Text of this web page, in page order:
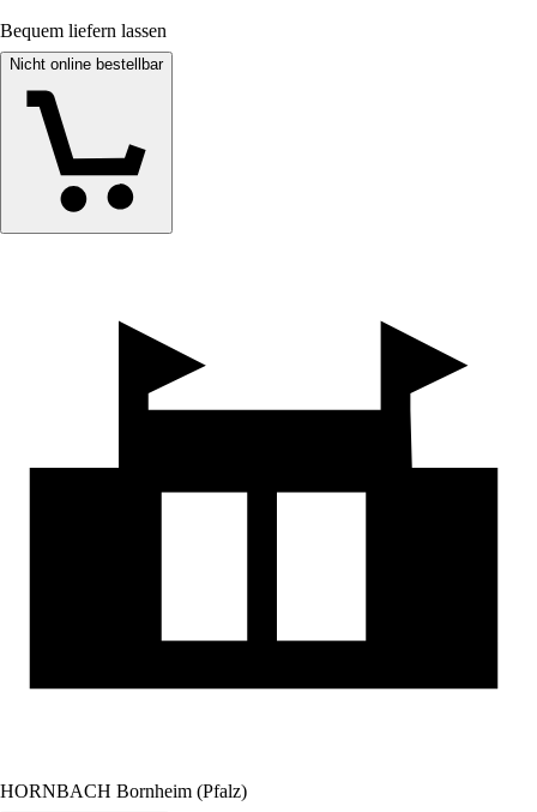
Bequem liefern lassen
Nicht online bestellbar
HORNBACH Bornheim (Pfalz)